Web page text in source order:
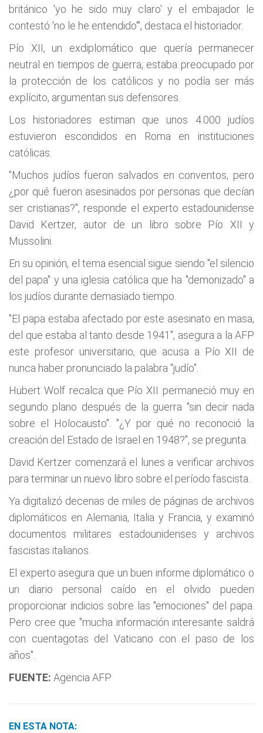
británico 'yo he sido muy claro' y el embajador le
contestó 'no le he entendido'", destaca el historiador.
Pío XII, un exdiplomático que quería permanecer
neutral en tiempos de guerra, estaba preocupado por
la protección de los católicos y no podía ser más
explícito, argumentan sus defensores.
Los historiadores estiman que unos 4.000 judíos
estuvieron escondidos en Roma en instituciones
católicas.
"Muchos judíos fueron salvados en conventos, pero
¿por qué fueron asesinados por personas que decían
ser cristianas?", responde el experto estadounidense
David Kertzer, autor de un libro sobre Pío XII y
Mussolini.
En su opinión, el tema esencial sigue siendo "el silencio
del papa" y una iglesia católica que ha "demonizado" a
los judíos durante demasiado tiempo.
"El papa estaba afectado por este asesinato en masa,
del que estaba al tanto desde 1941", asegura a la AFP
este profesor universitario, que acusa a Pío XII de
nunca haber pronunciado la palabra "judío".
Hubert Wolf recalca que Pío XII permaneció muy en
segundo plano después de la guerra "sin decir nada
sobre el Holocausto". "¿Y por qué no reconoció la
creación del Estado de Israel en 1948?", se pregunta.
David Kertzer comenzará el lunes a verificar archivos
para terminar un nuevo libro sobre el período fascista.
Ya digitalizó decenas de miles de páginas de archivos
diplomáticos en Alemania, Italia y Francia, y examinó
documentos militares estadounidenses y archivos
fascistas italianos.
El experto asegura que un buen informe diplomático o
un diario personal caído en el olvido pueden
proporcionar indicios sobre las "emociones" del papa.
Pero cree que "mucha información interesante saldrá
con cuentagotas del Vaticano con el paso de los
años".
FUENTE: Agencia AFP
EN ESTA NOTA: